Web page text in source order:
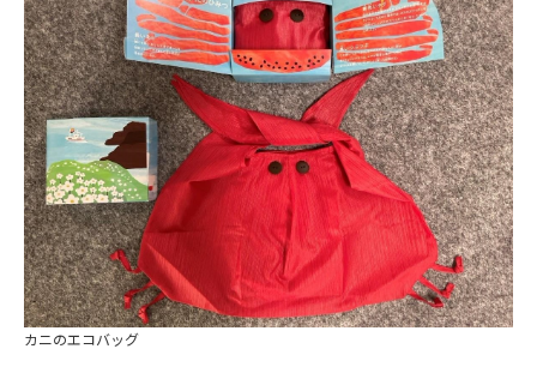
カニのエコバッグ